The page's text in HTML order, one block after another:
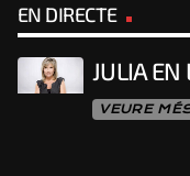
EN DIRECTE
JULIA EN
VEURE